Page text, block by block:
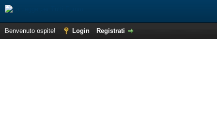
Benvenuto ospite! Login Registrati